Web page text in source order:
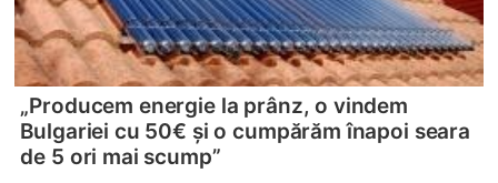
„Producem energie la prânz, o vindem
Bulgariei cu 50€ și o cumpărăm înapoi seara
de 5 ori mai scump”